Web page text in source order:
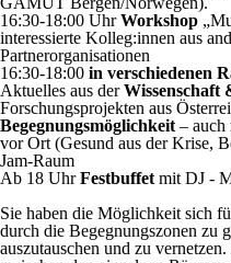
16:30-18:00 UhrWorkshop
interessierte Kolleg:innen aus
Partnerorganisationen
16:30-18:00 in verschiedenen
Aktuelles aus derWissenschaft
Forschungsprojekten aus
Begegnungsmöglichkeit – auch
vor Ort (Gesund aus der Krise,
Jam-Raum
Ab 18 UhrFestbuffet mit DJ -
Sie haben die Möglichkeit sich
durch die Begegnungszonen zu
auszutauschen und zu